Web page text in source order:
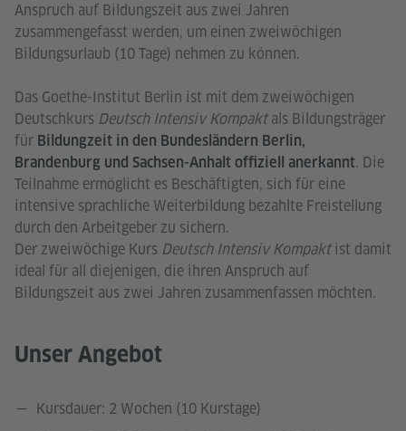
Anspruch auf Bildungszeit aus zwei Jahren
zusammengefasst werden, um einen zweiwöchigen
Bildungsurlaub (10 Tage) nehmen zu können.
Das Goethe-Institut Berlin ist mit dem zweiwöchigen
Deutschkurs Deutsch Intensiv Kompaktals Bildungsträger
für Bildungzeit in den Bundesländern Berlin,
Brandenburg und Sachsen-Anhalt offiziell anerkannt. Die
Teilnahme ermöglicht es Beschäftigten, sich für eine
intensive sprachliche Weiterbildung bezahlte Freistellung
durch den Arbeitgeber zu sichern.
Der zweiwöchige Kurs Deutsch Intensiv Kompaktist damit
ideal für all diejenigen, die ihren Anspruch auf
Bildungszeit aus zwei Jahren zusammenfassen möchten.
Unser Angebot
Kursdauer: 2 Wochen (10 Kurstage)